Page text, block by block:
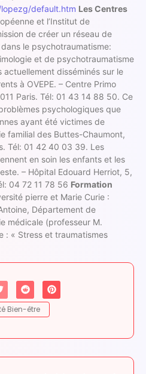
default.htm Les Centres
et l’Institut de
de créer un réseau de
le psychotraumatisme:
et de psychotraumatisme
disséminés sur le
à OVEPE. – Centre Primo
Paris. Tél: 01 43 14 88 50. Ce
psychologiques que
ayant été victimes de
familial des Buttes-Chaumont,
Tél: 01 42 40 03 39. Les
en soin les enfants et les
– Hôpital Edouard Herriot, 5,
04 72 11 78 56 Formation
pierre et Marie Curie :
Département de
médicale (professeur M.
: « Stress et traumatismes
Bien-être